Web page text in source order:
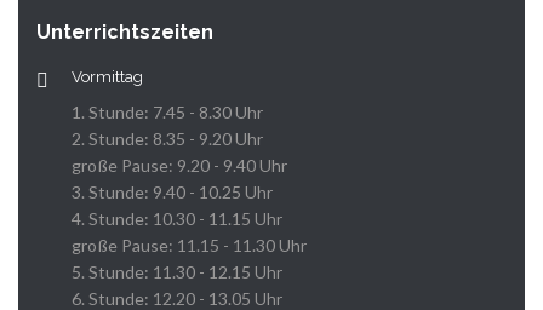
Unterrichtszeiten
Vormittag
1. Stunde: 7.45 - 8.30 Uhr
2. Stunde: 8.35 - 9.20 Uhr
große Pause: 9.20 - 9.40 Uhr
3. Stunde: 9.40 - 10.25 Uhr
4. Stunde: 10.30 - 11.15 Uhr
große Pause: 11.15 - 11.30 Uhr
5. Stunde: 11.30 - 12.15 Uhr
6. Stunde: 12.20 - 13.05 Uhr